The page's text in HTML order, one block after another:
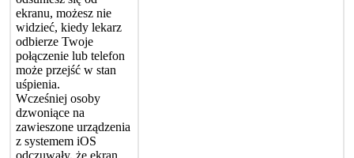
ekranu, możesz nie
widzieć, kiedy lekarz
odbierze Twoje
połączenie lub telefon
może przejść w stan
uśpienia.
Wcześniej osoby
dzwoniące na
zawieszone urządzenia
z systemem iOS
odczuwały, że ekran